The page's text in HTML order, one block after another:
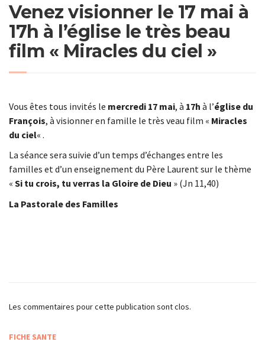
Venez visionner le 17 mai à
17h à l’église le très beau
film « Miracles du ciel »
Vous êtes tous invités le mercredi 17 mai, à 17h à l’église du
François, à visionner en famille le très veau film « Miracles
du ciel« .
La séance sera suivie d’un temps d’échanges entre les
familles et d’un enseignement du Père Laurent sur le thème
« Si tu crois, tu verras la Gloire de Dieu » (Jn 11,40)
La Pastorale des Familles
Les commentaires pour cette publication sont clos.
FICHE SANTE